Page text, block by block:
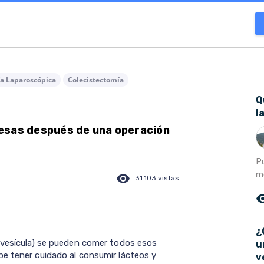
Laparoscópica
Colecistectomía
después de una operación
visibility 31.103 vistas
se pueden comer todos esos
tener cuidado al consumir lácteos y